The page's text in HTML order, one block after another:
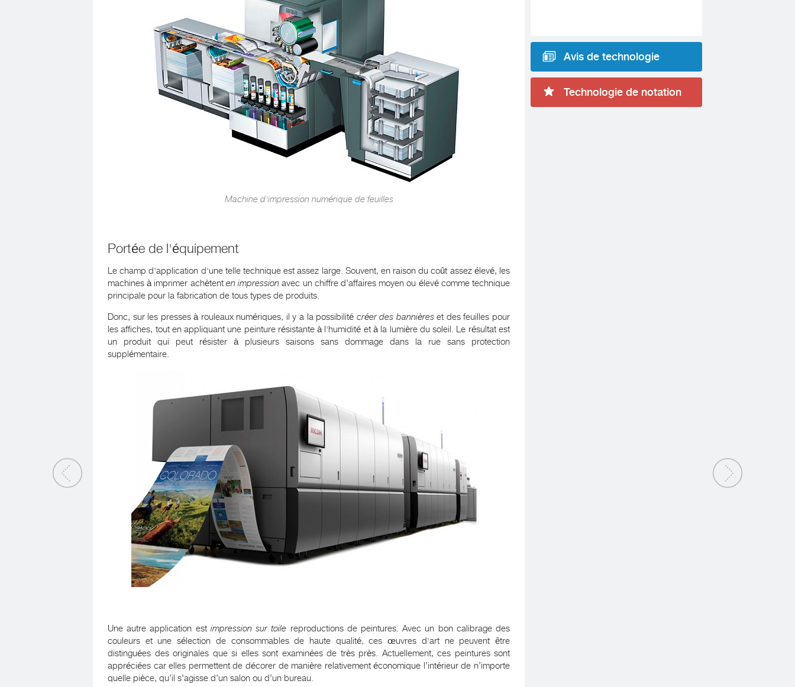
Machine d'impression numérique de feuilles
Portée de l'équipement
Le champ d'application d'une telle technique est assez large. Souvent, en raison du coût assez élevé, les
machines à imprimer achètent en impression avec un chiffre d’affaires moyen ou élevé comme technique
principale pour la fabrication de tous types de produits.
Donc, sur les presses à rouleaux numériques, il y a la possibilité créer des bannièreset des feuilles pour
les affiches, tout en appliquant une peinture résistante à l'humidité et à la lumière du soleil. Le résultat est
un produit qui peut résister à plusieurs saisons sans dommage dans la rue sans protection
supplémentaire.
Une autre application est impression sur toile reproductions de peintures. Avec un bon calibrage des
couleurs et une sélection de consommables de haute qualité, ces œuvres d'art ne peuvent être
distinguées des originales que si elles sont examinées de très près. Actuellement, ces peintures sont
appréciées car elles permettent de décorer de manière relativement économique l’intérieur de n’importe
quelle pièce, qu’il s’agisse d’un salon ou d’un bureau.
Avis de technologie
Technologie de notation